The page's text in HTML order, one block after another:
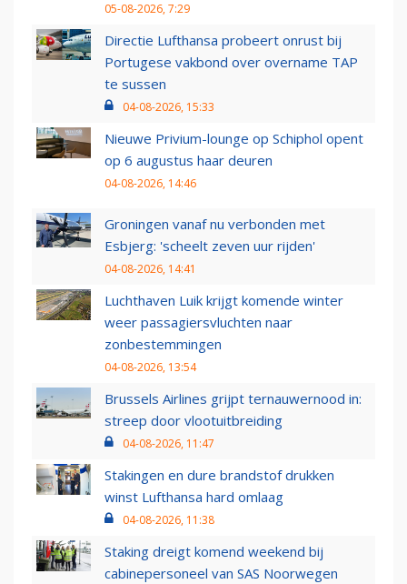
05-08-2026, 7:29
Directie Lufthansa probeert onrust bij
Portugese vakbond over overname TAP
te sussen
04-08-2026, 15:33
Nieuwe Privium-lounge op Schiphol opent
op 6 augustus haar deuren
04-08-2026, 14:46
Groningen vanaf nu verbonden met
Esbjerg: 'scheelt zeven uur rijden'
04-08-2026, 14:41
Luchthaven Luik krijgt komende winter
weer passagiersvluchten naar
zonbestemmingen
04-08-2026, 13:54
Brussels Airlines grijpt ternauwernood in:
streep door vlootuitbreiding
04-08-2026, 11:47
Stakingen en dure brandstof drukken
winst Lufthansa hard omlaag
04-08-2026, 11:38
Staking dreigt komend weekend bij
cabinepersoneel van SAS Noorwegen